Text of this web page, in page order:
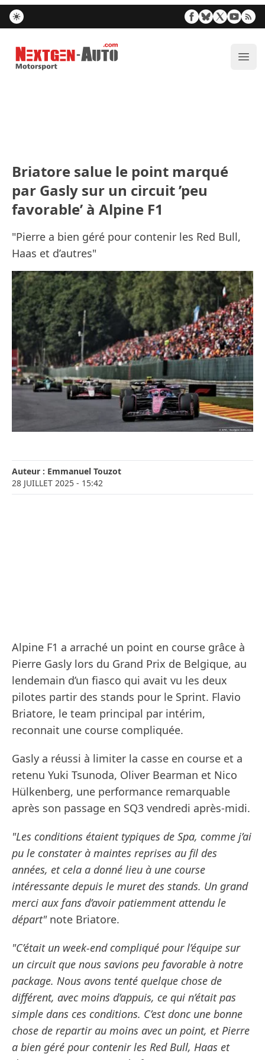
Nextgen-Auto.com
Briatore salue le point marqué
par Gasly sur un circuit ’peu
favorable’ à Alpine F1
"Pierre a bien géré pour contenir les Red Bull,
Haas et d’autres"
Auteur : Emmanuel Touzot
28 JUILLET 2025 - 15:42
Alpine F1 a arraché un point en course grâce à
Pierre Gasly lors du Grand Prix de Belgique, au
lendemain d’un fiasco qui avait vu les deux
pilotes partir des stands pour le Sprint. Flavio
Briatore, le team principal par intérim,
reconnait une course compliquée.
Gasly a réussi à limiter la casse en course et a
retenu Yuki Tsunoda, Oliver Bearman et Nico
Hülkenberg, une performance remarquable
après son passage en SQ3 vendredi après-midi.
"Les conditions étaient typiques de Spa, comme j’ai
pu le constater à maintes reprises au fil des
années, et cela a donné lieu à une course
intéressante depuis le muret des stands. Un grand
merci aux fans d’avoir patiemment attendu le
départ" note Briatore.
"C’était un week-end compliqué pour l’équipe sur
un circuit que nous savions peu favorable à notre
package. Nous avons tenté quelque chose de
différent, avec moins d’appuis, ce qui n’était pas
simple dans ces conditions. C’est donc une bonne
chose de repartir au moins avec un point, et Pierre
a bien géré pour contenir les Red Bull, Haas et